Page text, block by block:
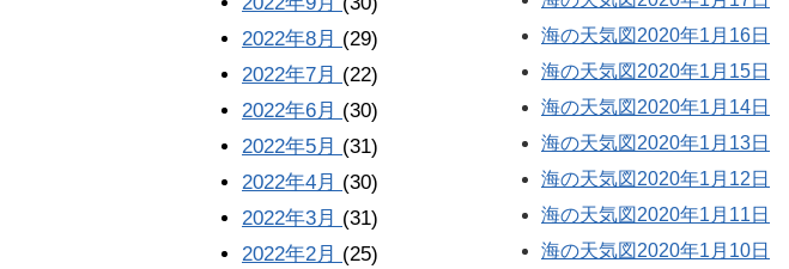
海の天気図2020年1月16日
海の天気図2020年1月15日
海の天気図2020年1月14日
海の天気図2020年1月13日
海の天気図2020年1月12日
海の天気図2020年1月11日
海の天気図2020年1月10日
2022年8月 (29)
2022年7月 (22)
2022年6月 (30)
2022年5月 (31)
2022年4月 (30)
2022年3月 (31)
2022年2月 (25)